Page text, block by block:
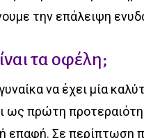
την επάλειψη
τα οφέλη;
να έχει μία
ως πρώτη
επαφή. Σε περίπτωση